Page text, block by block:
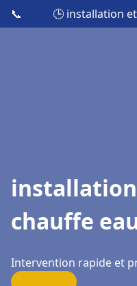
📞 🕒 installation
chauffe
Intervention rapide et